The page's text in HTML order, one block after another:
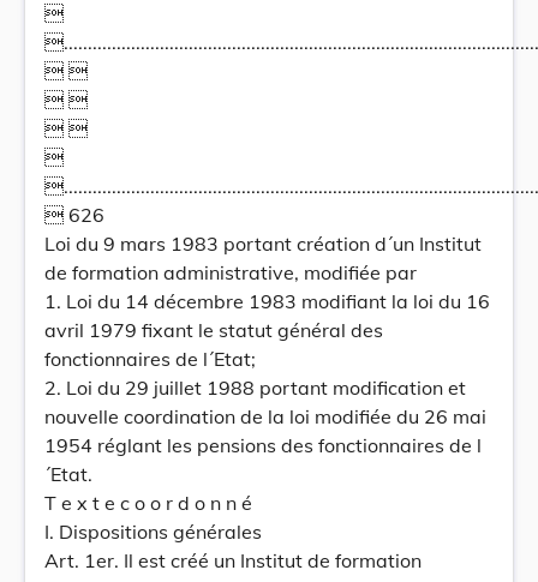

 
 
 

 626
Loi du 9 mars 1983 portant création d´un Institut
de formation administrative, modifiée par
1. Loi du 14 décembre 1983 modifiant la loi du 16
avril 1979 fixant le statut général des
fonctionnaires de l´Etat;
2. Loi du 29 juillet 1988 portant modification et
nouvelle coordination de la loi modifiée du 26 mai
1954 réglant les pensions des fonctionnaires de l
´Etat.
T e x t e c o o r d o n n é
I. Dispositions générales
Art. 1er. Il est créé un Institut de formation